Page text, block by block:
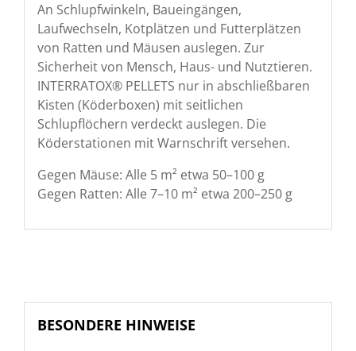
An Schlupfwinkeln, Baueingängen,
Laufwechseln, Kotplätzen und Futterplätzen
von Ratten und Mäusen auslegen. Zur
Sicherheit von Mensch, Haus- und Nutztieren.
INTERRATOX® PELLETS nur in abschließbaren
Kisten (Köderboxen) mit seitlichen
Schlupflöchern verdeckt auslegen. Die
Köderstationen mit Warnschrift versehen.
Gegen Mäuse: Alle 5 m² etwa 50–100 g
Gegen Ratten: Alle 7–10 m² etwa 200–250 g
BESONDERE HINWEISE